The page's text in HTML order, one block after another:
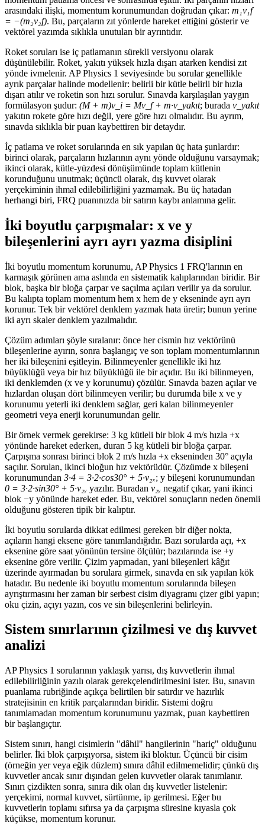
arasındaki ilişki, momentum korunumundan doğrudan çıkar: m₁v₁f
= −(m₂v₂f). Bu, parçaların zıt yönlerde hareket ettiğini gösterir ve
vektörel yazımda sıklıkla unutulan bir ayrıntıdır.
Roket soruları ise iç patlamanın sürekli versiyonu olarak
düşünülebilir. Roket, yakıtı yüksek hızla dışarı atarken kendisi zıt
yönde ivmelenir. AP Physics 1 seviyesinde bu sorular genellikle
ayrık parçalar halinde modellenir: belirli bir kütle belirli bir hızla
dışarı atılır ve roketin son hızı sorulur. Sınavda karşılaşılan yaygın
formülasyon şudur: (M + m)v_i = Mv_f + m·v_yakıt; burada v_yakıt
yakıtın rokete göre hızı değil, yere göre hızı olmalıdır. Bu ayrım,
sınavda sıklıkla bir puan kaybettiren bir detaydır.
İç patlama ve roket sorularında en sık yapılan üç hata şunlardır:
birinci olarak, parçaların hızlarının aynı yönde olduğunu varsaymak;
ikinci olarak, kütle-yüzdesi dönüşümünde toplam kütlenin
korunduğunu unutmak; üçüncü olarak, dış kuvvet olarak
yerçekiminin ihmal edilebilirliğini yazmamak. Bu üç hatadan
herhangi biri, FRQ puanınızda bir satırın kaybı anlamına gelir.
İki boyutlu çarpışmalar: x ve y
bileşenlerini ayrı ayrı yazma disiplini
İki boyutlu momentum korunumu, AP Physics 1 FRQ'larının en
karmaşık görünen ama aslında en sistematik kalıplarından biridir. Bir
blok, başka bir bloğa çarpar ve saçılma açıları verilir ya da sorulur.
Bu kalıpta toplam momentum hem x hem de y ekseninde ayrı ayrı
korunur. Tek bir vektörel denklem yazmak hata üretir; bunun yerine
iki ayrı skaler denklem yazılmalıdır.
Çözüm adımları şöyle sıralanır: önce her cismin hız vektörünü
bileşenlerine ayırın, sonra başlangıç ve son toplam momentumlarının
her iki bileşenini eşitleyin. Bilinmeyenler genellikle iki hız
büyüklüğü veya bir hız büyüklüğü ile bir açıdır. Bu iki bilinmeyen,
iki denklemden (x ve y korunumu) çözülür. Sınavda bazen açılar ve
hızlardan oluşan dört bilinmeyen verilir; bu durumda bile x ve y
korunumu yeterli iki denklem sağlar, geri kalan bilinmeyenler
geometri veya enerji korunumundan gelir.
Bir örnek vermek gerekirse: 3 kg kütleli bir blok 4 m/s hızla +x
yönünde hareket ederken, duran 5 kg kütleli bir bloğa çarpar.
Çarpışma sonrası birinci blok 2 m/s hızla +x ekseninden 30° açıyla
saçılır. Sorulan, ikinci bloğun hız vektörüdür. Çözümde x bileşeni
korunumundan 3·4 = 3·2·cos30° + 5·v₂ₓ; y bileşeni korunumundan
0 = 3·2·sin30° + 5·v₂ᵧ yazılır. Buradan v₂ᵧ negatif çıkar, yani ikinci
blok −y yönünde hareket eder. Bu, vektörel sonuçların neden önemli
olduğunu gösteren tipik bir kalıptır.
İki boyutlu sorularda dikkat edilmesi gereken bir diğer nokta,
açıların hangi eksene göre tanımlandığıdır. Bazı sorularda açı, +x
eksenine göre saat yönünün tersine ölçülür; bazılarında ise +y
eksenine göre verilir. Çizim yapmadan, yani bileşenleri kâğıt
üzerinde ayırmadan bu sorulara girmek, sınavda en sık yapılan kök
hatadır. Bu nedenle iki boyutlu momentum sorularında bileşen
ayrıştırmasını her zaman bir serbest cisim diyagramı çizer gibi yapın;
oku çizin, açıyı yazın, cos ve sin bileşenlerini belirleyin.
Sistem sınırlarının çizilmesi ve dış kuvvet
analizi
AP Physics 1 sorularının yaklaşık yarısı, dış kuvvetlerin ihmal
edilebilirliğinin yazılı olarak gerekçelendirilmesini ister. Bu, sınavın
puanlama rubriğinde açıkça belirtilen bir satırdır ve hazırlık
stratejisinin en kritik parçalarından biridir. Sistemi doğru
tanımlamadan momentum korunumunu yazmak, puan kaybettiren
bir başlangıçtır.
Sistem sınırı, hangi cisimlerin "dâhil" hangilerinin "hariç" olduğunu
belirler. İki blok çarpışıyorsa, sistem iki bloktur. Üçüncü bir cisim
(örneğin yer veya eğik düzlem) sınıra dâhil edilmemelidir; çünkü dış
kuvvetler ancak sınır dışından gelen kuvvetler olarak tanımlanır.
Sınırı çizdikten sonra, sınıra dik olan dış kuvvetler listelenir:
yerçekimi, normal kuvvet, sürtünme, ip gerilmesi. Eğer bu
kuvvetlerin toplamı sıfırsa ya da çarpışma süresine kıyasla çok
küçükse, momentum korunur.